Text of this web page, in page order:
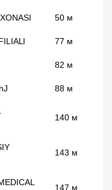
50 м
77 м
82 м
88 м
140 м
143 м
147 м